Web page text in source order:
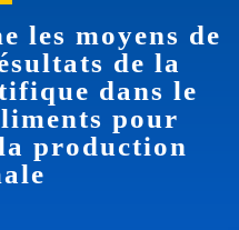
les moyens de
de la
dans le
pour
production